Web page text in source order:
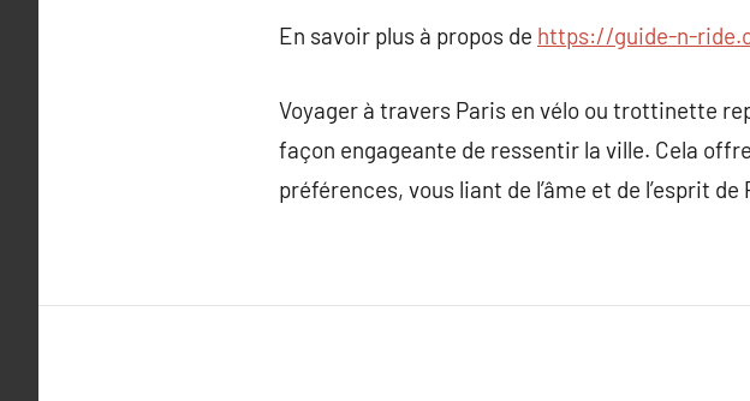
En savoir plus à propos de https://guide-n-
Voyager à travers Paris en vélo ou trottinette
façon engageante de ressentir la ville. Cela
préférences, vous liant de l’âme et de l’esprit de